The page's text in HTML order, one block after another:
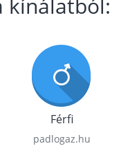
kínálatból:
Férfi
padlogaz.hu